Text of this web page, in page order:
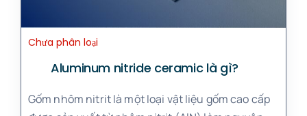
Chưa phân loại
Aluminum nitride ceramic là gì?
Gốm nhôm nitrit là một loại vật liệu gốm cao cấp